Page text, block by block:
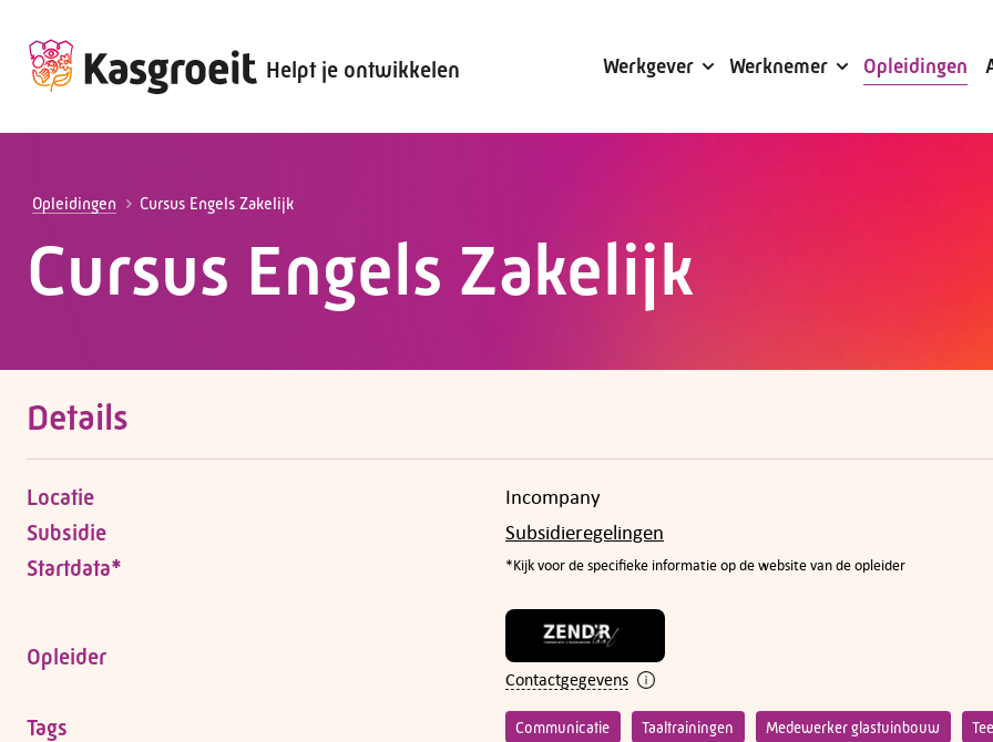
Helpt je ontwikkelen Werkgever
Alles voor de werkgever
Werknemer
Alles voor de werknemer
Opleidingen
Opleidingen Cursus Engels Zakelijk
Cursus Engels Zakelijk
Details
Locatie Incompany
Subsidie Subsidieregelingen
Startdata* *Kijk voor de specifieke informatie op de website van de opleider
Opleider
Contactgegevens
Tags Communicatie Taaltrainingen Medewerker glastuinbouw